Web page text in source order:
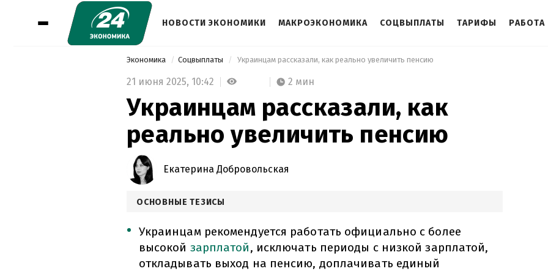
НОВОСТИ ЭКОНОМИКИ МАКРОЭКОНОМИКА СОЦВЫПЛАТЫ ТАРИФЫ РАБОТА
Экономика Соцвыплаты Украинцам рассказали, как реально увеличить пенсию
21 июня 2025, 10:42 2 мин
Украинцам рассказали, как
реально увеличить пенсию
Екатерина Добровольская
ОСНОВНЫЕ ТЕЗИСЫ
Украинцам рекомендуется работать официально с более
высокой зарплатой, исключать периоды с низкой зарплатой,
откладывать выход на пенсию, доплачивать единый